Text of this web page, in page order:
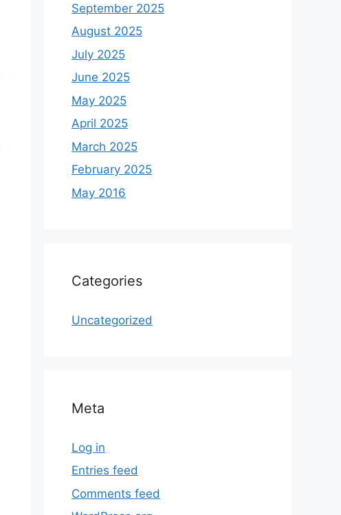
September 2025
August 2025
July 2025
June 2025
May 2025
April 2025
March 2025
February 2025
May 2016
Categories
Uncategorized
Meta
Log in
Entries feed
Comments feed